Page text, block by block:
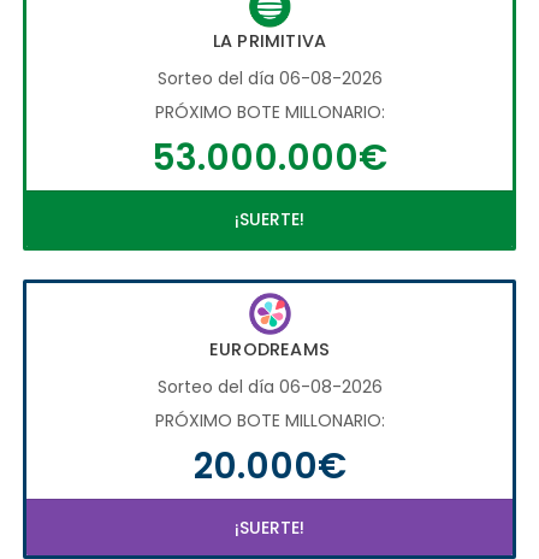
LA PRIMITIVA
Sorteo del día 06-08-2026
PRÓXIMO BOTE MILLONARIO:
53.000.000€
¡SUERTE!
EURODREAMS
Sorteo del día 06-08-2026
PRÓXIMO BOTE MILLONARIO:
20.000€
¡SUERTE!